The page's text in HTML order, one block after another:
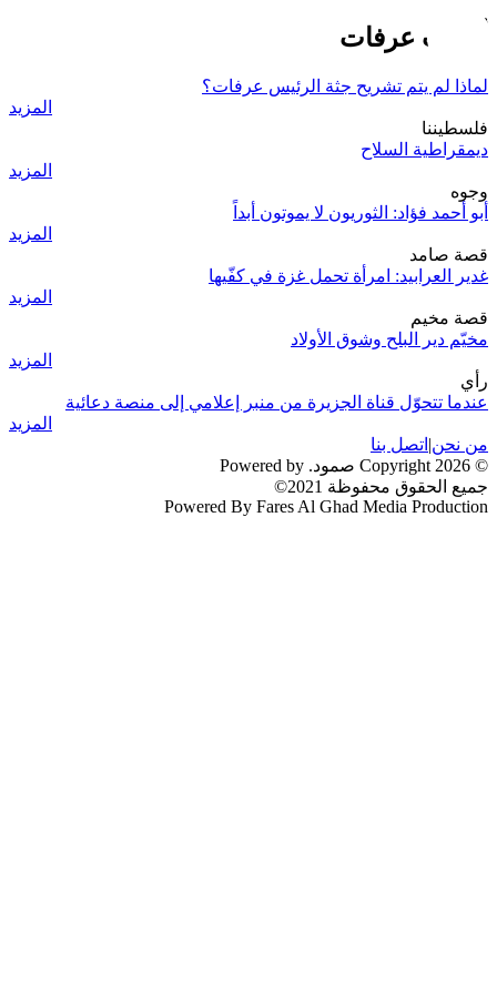
أقارب عرفات
لماذا لم يتم تشريح جثة الرئيس عرفات؟
المزيد
فلسطيننا
ديمقراطية السلاح
المزيد
وجوه
أبو أحمد فؤاد: الثوريون لا يموتون أبداً
المزيد
قصة صامد
غدير العرابيد: امرأة تحمل غزة في كفّيها
المزيد
قصة مخيم
مخيّم دير البلح وشوق الأولاد
المزيد
رأي
عندما تتحوّل قناة الجزيرة من منبر إعلامي إلى منصة دعائية
المزيد
من نحن| اتصل بنا
© 2026 Copyright صمود. Powered by
جميع الحقوق محفوظة 2021©
Powered By Fares Al Ghad Media Production